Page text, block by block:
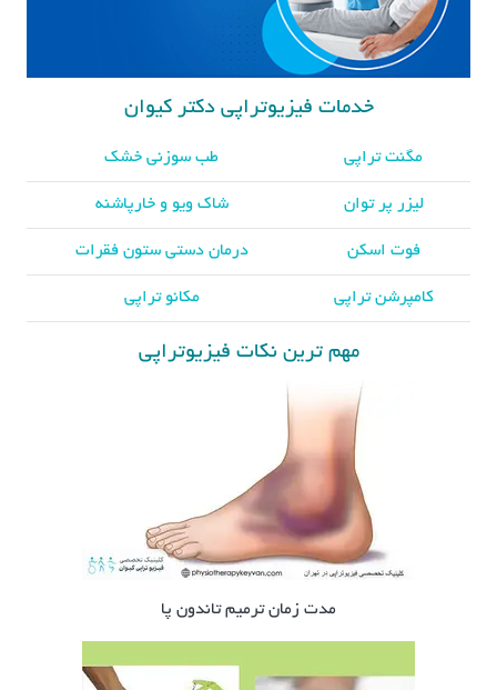
خدمات فیزیوتراپی دکتر کیوان
مگنت تراپی طب سوزنی خشک
لیزر پر توان شاک ویو و خارپاشنه
فوت اسکن درمان دستی ستون فقرات
کامپرشن تراپی مکانو تراپی
مهم ترین نکات فیزیوتراپی
مدت زمان ترمیم تاندون پا